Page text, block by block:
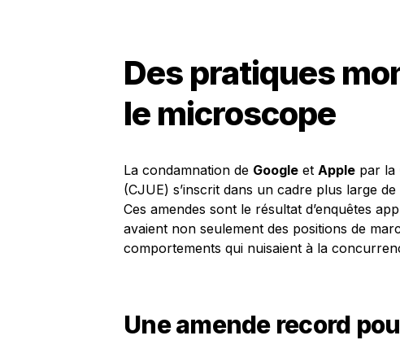
Des pratiques
le microscope
La condamnation de Google et Apple par la
(CJUE) s’inscrit dans un cadre plus large
Ces amendes sont le résultat d’enquêtes
avaient non seulement des positions de
comportements qui nuisaient à la
Une amende record